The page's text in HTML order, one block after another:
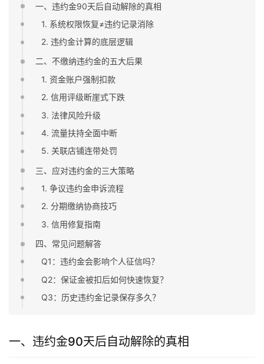
一、违约金90天后自动解除的真相
1. 系统权限恢复≠违约记录消除
2. 违约金计算的底层逻辑
二、不缴纳违约金的五大后果
1. 资金账户强制扣款
2. 信用评级断崖式下跌
3. 法律风险升级
4. 流量扶持全面中断
5. 关联店铺连带处罚
三、应对违约金的三大策略
1. 争议违约金申诉流程
2. 分期缴纳协商技巧
3. 信用修复指南
四、常见问题解答
Q1：违约金会影响个人征信吗？
Q2：保证金被扣后如何快速恢复？
Q3：历史违约金记录保存多久？
一、违约金90天后自动解除的真相